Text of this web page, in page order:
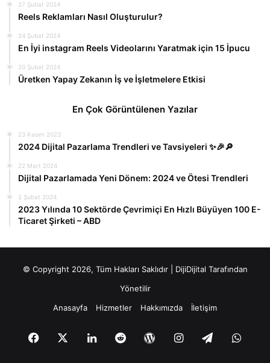
27 Şubat 2024
Reels Reklamları Nasıl Oluşturulur?
24 Şubat 2024
En İyi instagram Reels Videolarını Yaratmak için 15 İpucu
20 Şubat 2024
Üretken Yapay Zekanın İş ve İşletmelere Etkisi
En Çok Görüntülenen Yazılar
23 Kasım 2023
2024 Dijital Pazarlama Trendleri ve Tavsiyeleri ✨🎉🔎
22 Mart 2024
Dijital Pazarlamada Yeni Dönem: 2024 ve Ötesi Trendleri
2 Şubat 2024
2023 Yılında 10 Sektörde Çevrimiçi En Hızlı Büyüyen 100 E-
Ticaret Şirketi – ABD
© Copyright 2026, Tüm Hakları Saklıdır | DijiDijital Tarafından
Yönetilir
Anasayfa
Hizmetler Hakkımızda İletişim
Facebook LinkedInRedditWordPressInstagram
Telegram